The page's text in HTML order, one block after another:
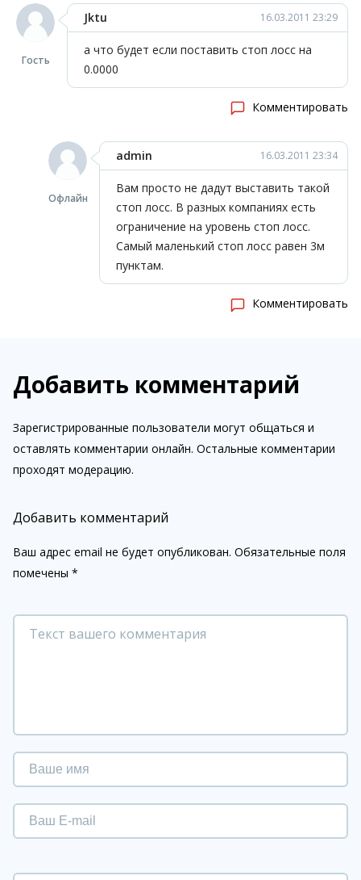
Гость
Jktu 16.03.2011 23:29
а что будет если поставить стоп лосс на
0.0000
Комментировать
Офлайн
admin 16.03.2011 23:34
Вам просто не дадут выставить такой
стоп лосс. В разных компаниях есть
ограничение на уровень стоп лосс.
Самый маленький стоп лосс равен 3м
пунктам.
Комментировать
Добавить комментарий
Зарегистрированные пользователи могут общаться и
оставлять комментарии онлайн. Остальные комментарии
проходят модерацию.
Добавить комментарий
Ваш адрес email не будет опубликован. Обязательные поля
помечены *